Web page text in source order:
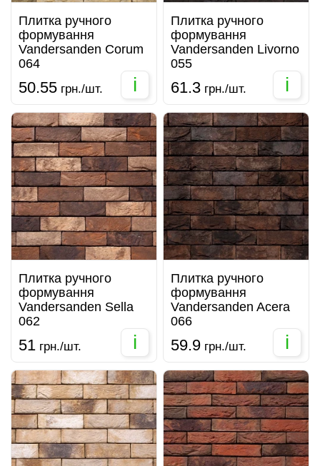
Плитка ручного
формування
Vandersanden Corum
064
50.55 грн./шт. i
Плитка ручного
формування
Vandersanden Livorno
055
61.3 грн./шт. i
Плитка ручного
формування
Vandersanden Sella
062
51 грн./шт. i
Плитка ручного
формування
Vandersanden Acera
066
59.9 грн./шт. i